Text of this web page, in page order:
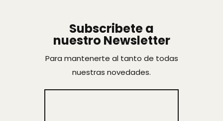
Subscribete a
nuestro Newsletter
Para mantenerte al tanto de todas
nuestras novedades.